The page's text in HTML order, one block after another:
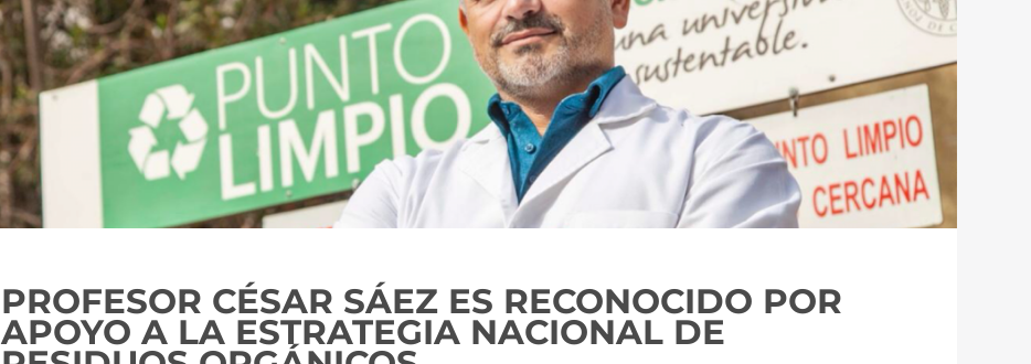
PROFESOR CÉSAR SÁEZ ES RECONOCIDO POR
APOYO A LA ESTRATEGIA NACIONAL DE